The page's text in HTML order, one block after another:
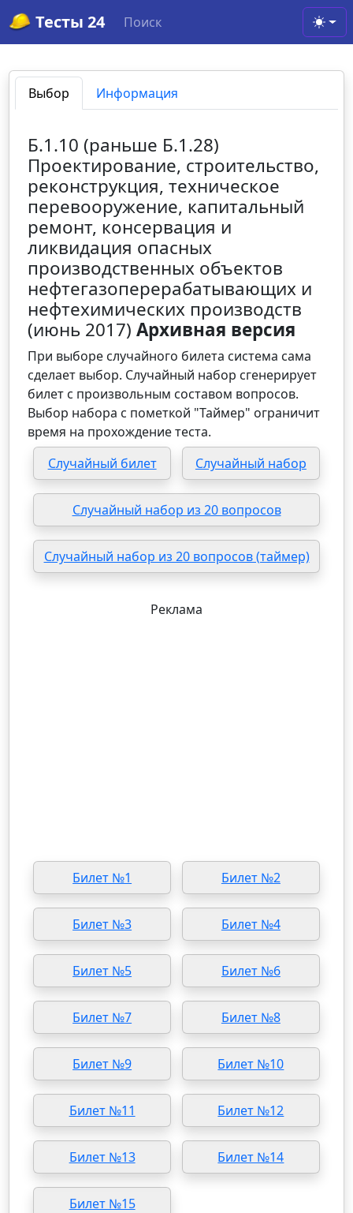
Тесты 24 Поиск
Выбор Информация
Б.1.10 (раньше Б.1.28)
Проектирование, строительство,
реконструкция, техническое
перевооружение, капитальный
ремонт, консервация и
ликвидация опасных
производственных объектов
нефтегазоперерабатывающих и
нефтехимических производств
(июнь 2017)Архивная версия
При выборе случайного билета система сама
сделает выбор. Случайный набор сгенерирует
билет с произвольным составом вопросов.
Выбор набора с пометкой "Таймер" ограничит
время на прохождение теста.
Случайный билет
Случайный набор
Случайный набор из 20 вопросов
Случайный набор из 20 вопросов (таймер)
Реклама
Билет №1 Билет №2
Билет №3 Билет №4
Билет №5 Билет №6
Билет №7 Билет №8
Билет №9 Билет №10
Билет №11 Билет №12
Билет №13 Билет №14
Билет №15